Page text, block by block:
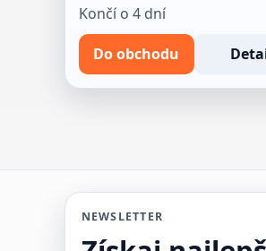
Končí o 4 dní
Do obchodu
NEWSLETTER